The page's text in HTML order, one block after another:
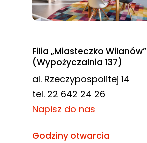
Filia „Miasteczko Wilanów”
(Wypożyczalnia 137)
al. Rzeczypospolitej 14
tel. 22 642 24 26
Napisz do nas
Godziny otwarcia